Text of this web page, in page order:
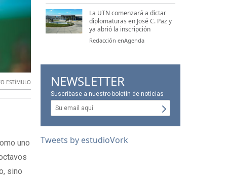
ESTíMULO
uno
sino
La UTN comenzará a dictar
diplomaturas en José C. Paz y
ya abrió la inscripción
Redacción enAgenda
NEWSLETTER
Suscríbase a nuestro boletín de noticias
Tweets by estudioVork